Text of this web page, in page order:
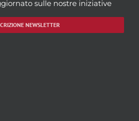
sulle nostre iniziative
NEWSLETTER